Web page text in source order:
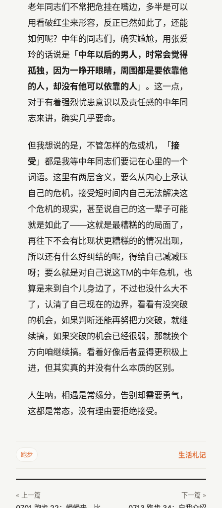
老年同志们不常把危挂在嘴边，多半是可以
用看破红尘来形容，反正已然如此了，还能
如何呢？中年的同志们，确实尴尬，用张爱
玲的话说是「中年以后的男人，时常会觉得
孤独，因为一睁开眼睛，周围都是要依靠他
的人，却没有他可以依靠的人 」。这一点，
对于有着强烈忧患意识以及责任感的中年同
志来讲，确实几乎要命。
但我想说的是，不管怎样的危或机，「接
受」都是我等中年同志们要记在心里的一个
词语。这里有两层含义，要么从内心上承认
自己的危机，接受短时间内自己无法解决这
个危机的现实，甚至说自己的这一辈子可能
就是如此了——这就是最糟糕的的局面了，
再往下不会有比现状更糟糕的的情况出现，
所以还有什么好纠结的呢，得给自己减减压
呀；要么就是对自己说这TM的中年危机，也
算是来到自个儿身边了，不过也没什么大不
了，认清了自己现在的边界，看看有没突破
的机会，如果判断还能再努把力突破，就继
续搞，如果突破的机会已经很弱，那就换个
方向咱继续搞。看着好像后者显得更积极上
进，但其实真的并没有什么本质的区别。
人生呐，相遇是常缘分，告别却需要勇气，
这都是常态，没有理由要拒绝接受。
跑步 生活札记
« 上一篇 下一篇 »